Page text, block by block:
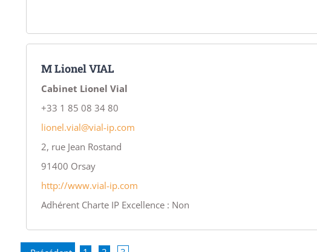
M Lionel VIAL
Cabinet Lionel Vial
+33 1 85 08 34 80
lionel.vial@vial-ip.com
2, rue Jean Rostand
91400 Orsay
http://www.vial-ip.com
Adhérent Charte IP Excellence : Non